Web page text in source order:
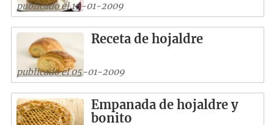
publicado el 16-01-2009
Receta de hojaldre
publicado el 05-01-2009
Empanada de hojaldre y
bonito